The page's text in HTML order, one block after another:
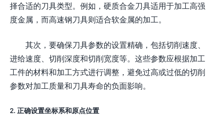
择合适的刀具类型。例如，硬质合金刀具适用于加工高强
度金属，而高速钢刀具则适合软金属的加工。
其次，要确保刀具参数的设置精确，包括切削速度、
进给速度、切削深度和切削宽度等。这些参数应根据加工
工件的材料和加工方式进行调整，避免过高或过低的切削
参数对加工质量和刀具寿命的负面影响。
2. 正确设置坐标系和原点位置